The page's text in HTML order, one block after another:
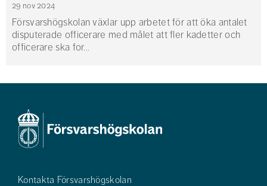
29 nov 2024
Försvarshögskolan växlar upp arbetet för att öka antalet
disputerade officerare med målet att fler kadetter och
officerare ska for...
Kontakta Försvarshögskolan